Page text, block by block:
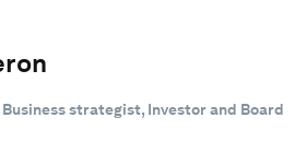
strategist, Investor and Board